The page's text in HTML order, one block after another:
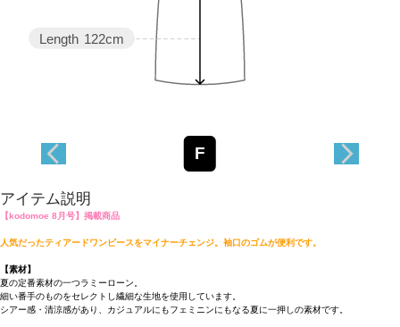
Length 122cm
F
アイテム説明
【kodomoe 8月号】掲載商品
人気だったティアードワンピースをマイナーチェンジ。袖口のゴムが便利です。
【素材】
夏の定番素材の一つラミーローン。
細い番手のものをセレクトし繊細な生地を使用しています。
シアー感・清涼感があり、カジュアルにもフェミニンにもなる夏に一押しの素材です。